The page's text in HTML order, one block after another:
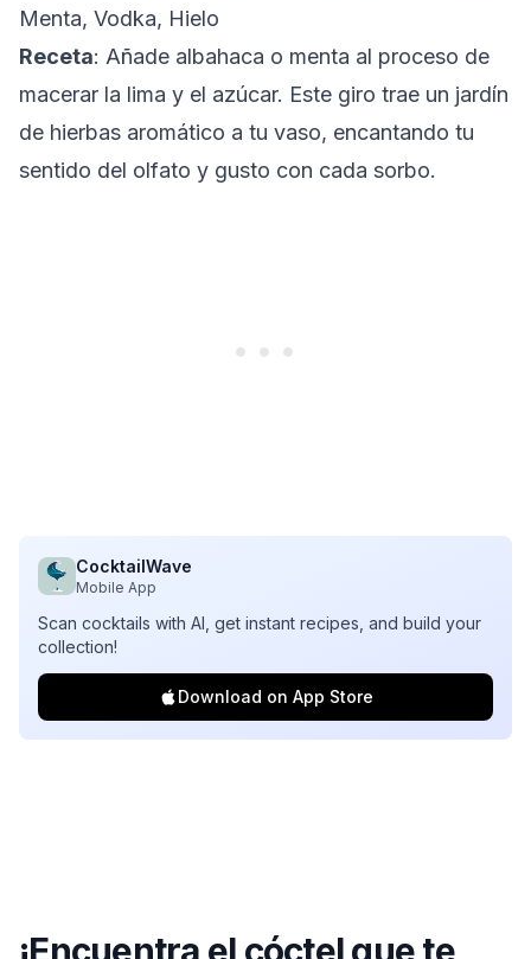
Menta, Vodka, Hielo
Receta: Añade albahaca o menta al proceso de
macerar la lima y el azúcar. Este giro trae un jardín
de hierbas aromático a tu vaso, encantando tu
sentido del olfato y gusto con cada sorbo.
CocktailWave
Mobile App
Scan cocktails with AI, get instant recipes, and build your
collection!
Download on App Store